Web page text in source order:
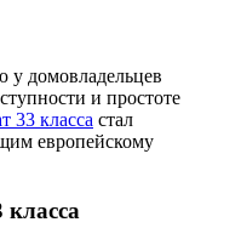
у домовладельцев
и простоте
33 класса стал
европейскому